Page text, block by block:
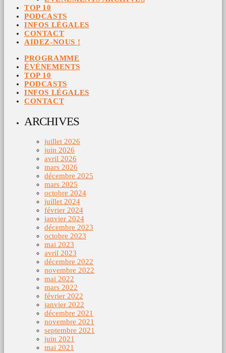
TOP 10
PODCASTS
INFOS LÉGALES
CONTACT
AIDEZ-NOUS !
PROGRAMME
ÉVÉNEMENTS
TOP 10
PODCASTS
INFOS LÉGALES
CONTACT
ARCHIVES
juillet 2026
juin 2026
avril 2026
mars 2026
décembre 2025
mars 2025
octobre 2024
juillet 2024
février 2024
janvier 2024
décembre 2023
octobre 2023
mai 2023
avril 2023
décembre 2022
novembre 2022
mai 2022
mars 2022
février 2022
janvier 2022
décembre 2021
novembre 2021
septembre 2021
juin 2021
mai 2021